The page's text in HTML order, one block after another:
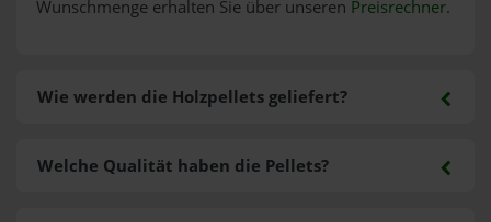
Wunschmenge erhalten Sie über unseren Preisrechner.
Wie werden die Holzpellets geliefert?
Welche Qualität haben die Pellets?